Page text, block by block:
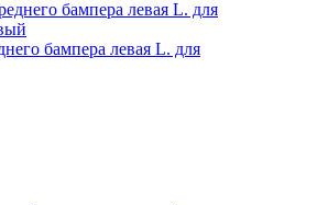
бампера левая L. для